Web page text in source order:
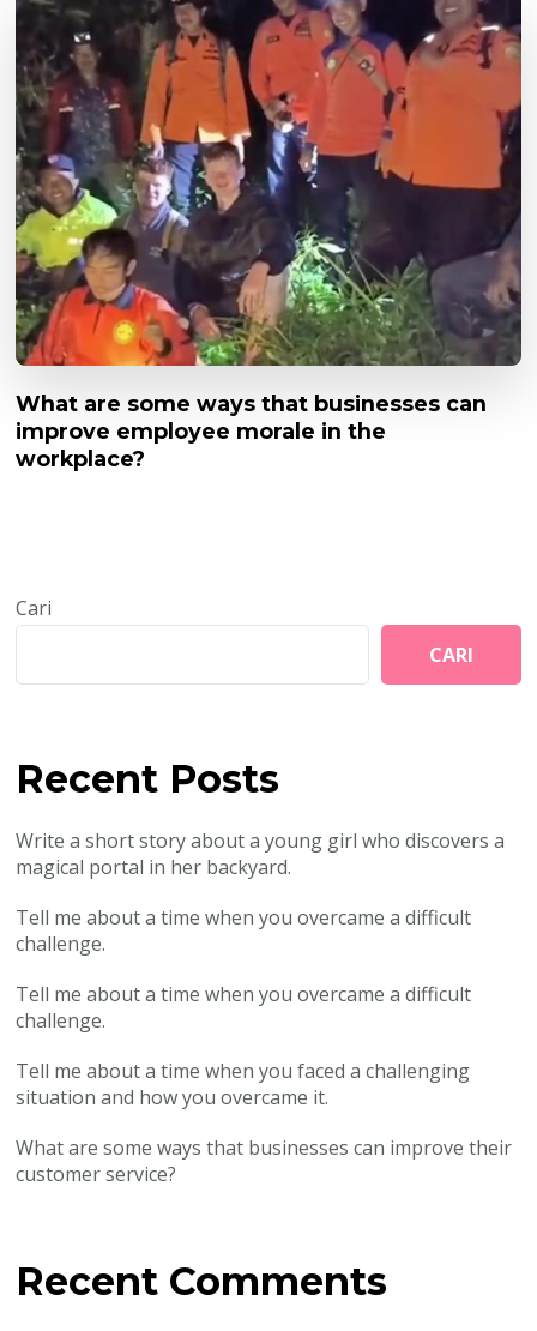
What are some ways that businesses can
improve employee morale in the
workplace?
Cari
CARI
Recent Posts
Write a short story about a young girl who discovers a
magical portal in her backyard.
Tell me about a time when you overcame a difficult
challenge.
Tell me about a time when you overcame a difficult
challenge.
Tell me about a time when you faced a challenging
situation and how you overcame it.
What are some ways that businesses can improve their
customer service?
Recent Comments